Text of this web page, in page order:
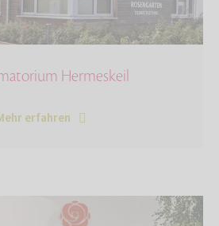
Hermeskeil
erfahren